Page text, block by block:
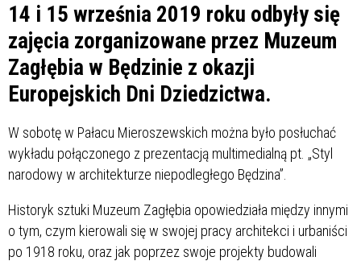
14 i 15 września 2019 roku odbyły się
zajęcia zorganizowane przez Muzeum
Zagłębia w Będzinie z okazji
Europejskich Dni Dziedzictwa.
W sobotę w Pałacu Mieroszewskich można było posłuchać
wykładu połączonego z prezentacją multimedialną pt. „Styl
narodowy w architekturze niepodległego Będzina”.
Historyk sztuki Muzeum Zagłębia opowiedziała między innymi
o tym, czym kierowali się w swojej pracy architekci i urbaniści
po 1918 roku, oraz jak poprzez swoje projekty budowali